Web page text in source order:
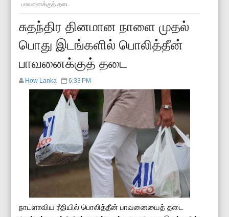
பாவனைக்குத் தடை
சுதந்திர தினமான நாளை முதல்
பொது இடங்களில் பொலித்தீன்
பாவனைக்குத் தடை
How Lanka 6:33 PM
நாடளாவிய ரீதியில் பொலித்தீன் பாவனையைத் தடை